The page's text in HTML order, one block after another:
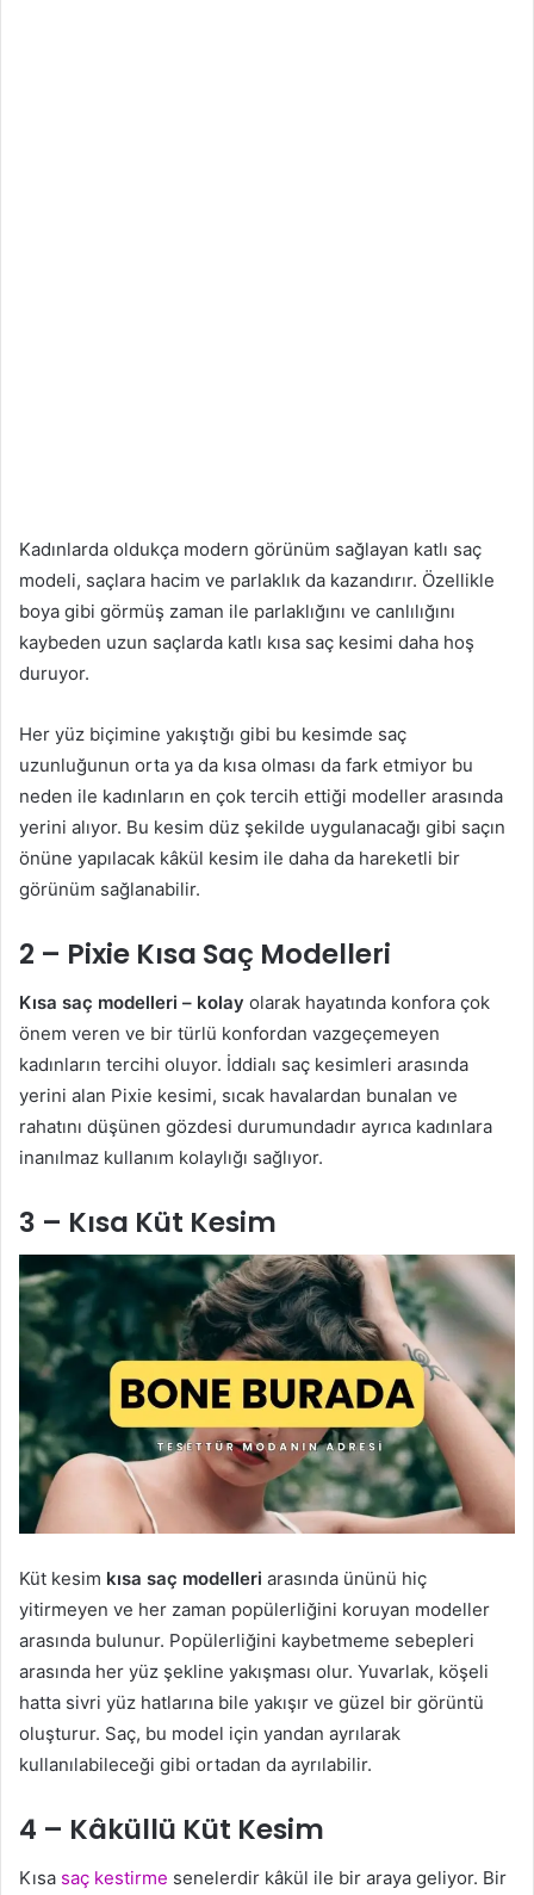
Kadınlarda oldukça modern görünüm sağlayan katlı saç
modeli, saçlara hacim ve parlaklık da kazandırır. Özellikle
boya gibi görmüş zaman ile parlaklığını ve canlılığını
kaybeden uzun saçlarda katlı kısa saç kesimi daha hoş
duruyor.
Her yüz biçimine yakıştığı gibi bu kesimde saç
uzunluğunun orta ya da kısa olması da fark etmiyor bu
neden ile kadınların en çok tercih ettiği modeller arasında
yerini alıyor. Bu kesim düz şekilde uygulanacağı gibi saçın
önüne yapılacak kâkül kesim ile daha da hareketli bir
görünüm sağlanabilir.
2 – Pixie Kısa Saç Modelleri
Kısa saç modelleri – kolay olarak hayatında konfora çok
önem veren ve bir türlü konfordan vazgeçemeyen
kadınların tercihi oluyor. İddialı saç kesimleri arasında
yerini alan Pixie kesimi, sıcak havalardan bunalan ve
rahatını düşünen gözdesi durumundadır ayrıca kadınlara
inanılmaz kullanım kolaylığı sağlıyor.
3 – Kısa Küt Kesim
Küt kesim kısa saç modelleri arasında ününü hiç
yitirmeyen ve her zaman popülerliğini koruyan modeller
arasında bulunur. Popülerliğini kaybetmeme sebepleri
arasında her yüz şekline yakışması olur. Yuvarlak, köşeli
hatta sivri yüz hatlarına bile yakışır ve güzel bir görüntü
oluşturur. Saç, bu model için yandan ayrılarak
kullanılabileceği gibi ortadan da ayrılabilir.
4 – Kâküllü Küt Kesim
Kısa saç kestirme senelerdir kâkül ile bir araya geliyor. Bir